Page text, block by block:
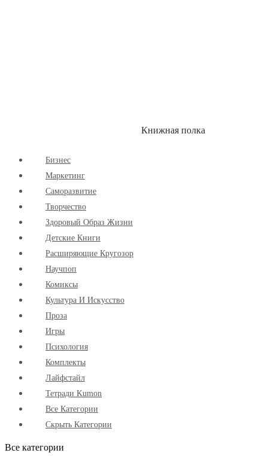
Книжная полка
Бизнес
Маркетинг
Cаморазвитие
Творчество
Здоровый Образ Жизни
Детские Книги
Расширяющие Кругозор
Научпоп
Комиксы
Культура И Искусство
Проза
Игры
Психология
Комплекты
Лайфстайл
Тетради Kumon
Все Категории
Скрыть Категории
Все категории